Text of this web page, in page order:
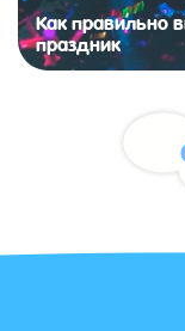
Как правильно
праздник